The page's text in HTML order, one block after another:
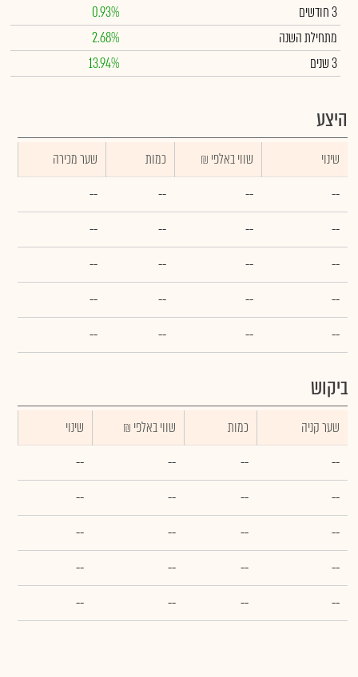
3 חודשים
0.93%
מתחילת השנה
2.68%
3 שנים
13.94%
היצע
שינוי ₪ שווי באלפי כמות
שער מכירה
--
--
--
--
--
--
--
--
--
--
--
--
--
--
--
--
--
--
--
--
ביקוש
שער קניה כמות ₪ שווי באלפי
שינוי
--
--
--
--
--
--
--
--
--
--
--
--
--
--
--
--
--
--
--
--